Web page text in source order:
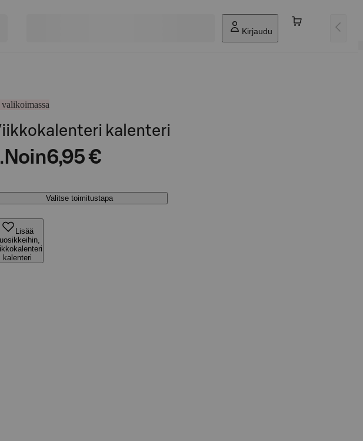
Kirjaudu
kalenteri
Noin6,95 €
Valitse toimitustapa
Lisää
kalenteri